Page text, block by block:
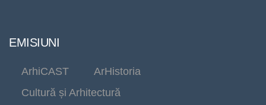
EMISIUNI
ArhiCAST
ArHistoria
Cultură și Arhitectură